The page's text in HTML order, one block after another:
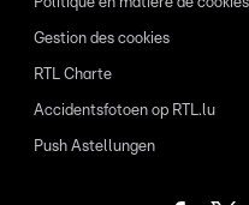
Gestion des cookies
RTL Charte
Accidentsfotoen op RTL.lu
Push Astellungen